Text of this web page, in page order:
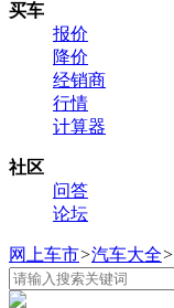
买车
报价
降价
经销商
行情
计算器
社区
问答
论坛
网上车市>汽车大全>